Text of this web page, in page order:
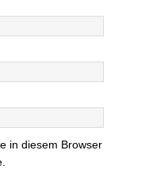
in diesem Browser